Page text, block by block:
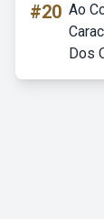
#20 Ao
Dos